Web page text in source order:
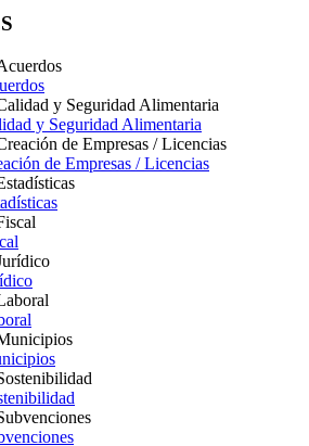
y Seguridad Alimentaria
de Empresas / Licencias